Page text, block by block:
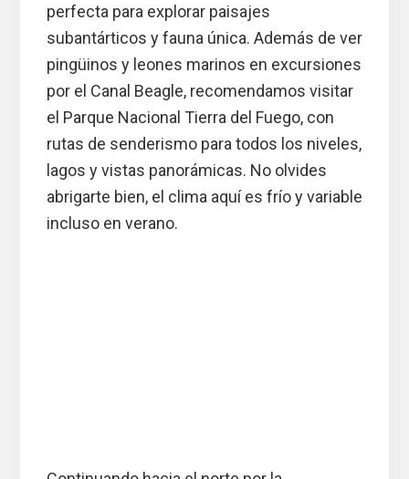
perfecta para explorar paisajes
subantárticos y fauna única. Además de ver
pingüinos y leones marinos en excursiones
por el Canal Beagle, recomendamos visitar
el Parque Nacional Tierra del Fuego, con
rutas de senderismo para todos los niveles,
lagos y vistas panorámicas. No olvides
abrigarte bien, el clima aquí es frío y variable
incluso en verano.